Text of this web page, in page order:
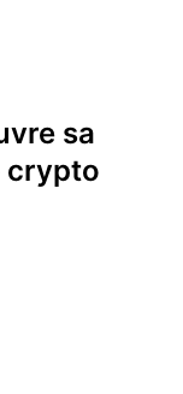
sa
crypto